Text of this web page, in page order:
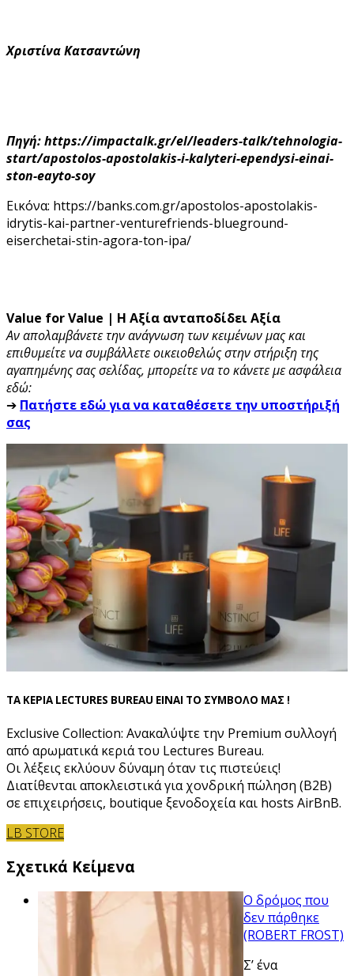
Χριστίνα Κατσαντώνη
Πηγή: https://impactalk.gr/el/leaders-talk/tehnologia-
start/apostolos-apostolakis-i-kalyteri-ependysi-einai-
ston-eayto-soy
Εικόνα: https://banks.com.gr/apostolos-apostolakis-
idrytis-kai-partner-venturefriends-blueground-
eiserchetai-stin-agora-ton-ipa/
Value for Value | Η Αξία ανταποδίδει Αξία
Αν απολαμβάνετε την ανάγνωση των κειμένων μας και
επιθυμείτε να συμβάλλετε οικειοθελώς στην στήριξη της
αγαπημένης σας σελίδας, μπορείτε να το κάνετε με ασφάλεια
εδώ:
➔ Πατήστε εδώ για να καταθέσετε την υποστήριξή
σας
ΤΑ ΚΕΡΙΑ LECTURES BUREAU ΕΙΝΑΙ ΤΟ ΣΥΜΒΟΛΟ ΜΑΣ !
Exclusive Collection: Ανακαλύψτε την Premium συλλογή
από αρωματικά κεριά του Lectures Bureau.
Οι λέξεις εκλύουν δύναμη όταν τις πιστεύεις!
Διατίθενται αποκλειστικά για χονδρική πώληση (B2B)
σε επιχειρήσεις, boutique ξενοδοχεία και hosts AirBnB.
LB STORE
Σχετικά Κείμενα
Ο δρόμος που
δεν πάρθηκε
(ROBERT FROST)
Σ’ ένα